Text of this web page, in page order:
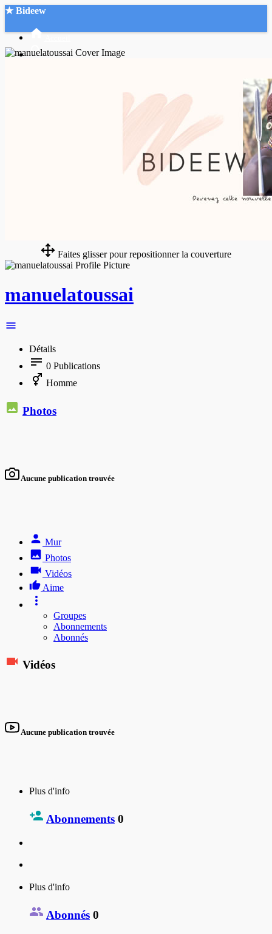
★ Bideew
Faites glisser pour repositionner la couverture
manuelatoussai
Détails
0 Publications
Homme
Photos
Aucune publication trouvée
Mur
Photos
Vidéos
Aime
Groupes
Abonnements
Abonnés
Vidéos
Aucune publication trouvée
Plus d'info
Abonnements 0
Plus d'info
Abonnés 0